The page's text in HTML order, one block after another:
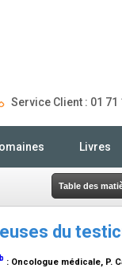
Service Client : 01 71
Livres
Table des
du
b : Oncologue médicale, P.